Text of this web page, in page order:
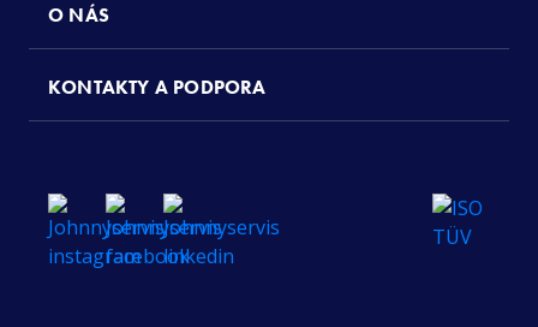
O NÁS
KONTAKTY A PODPORA